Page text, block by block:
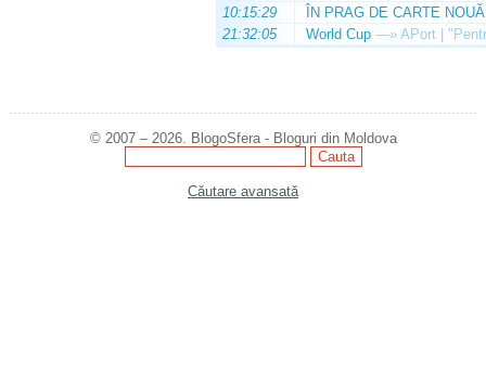
10:15:29
ÎN PRAG DE CARTE NOUĂ
21:32:05
World Cup —» APort |
© 2007 – 2026. BlogoSfera - Bloguri din Moldova
Căutare avansată